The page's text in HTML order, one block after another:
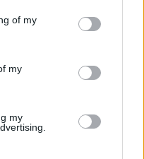
You may click to
its third-party tags to
in below Google
of my
my
my
al taglio
dei parlamentari
attacca un
di terrore sul